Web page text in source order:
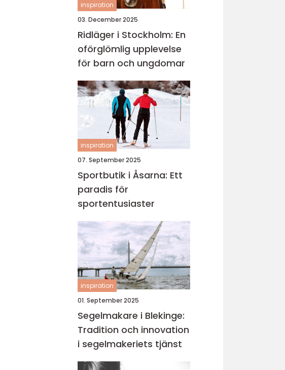
inspiration
03. December 2025
Ridläger i Stockholm: En
oförglömlig upplevelse
för barn och ungdomar
inspiration
07. September 2025
Sportbutik i Åsarna: Ett
paradis för
sportentusiaster
inspiration
01. September 2025
Segelmakare i Blekinge:
Tradition och innovation
i segelmakeriets tjänst